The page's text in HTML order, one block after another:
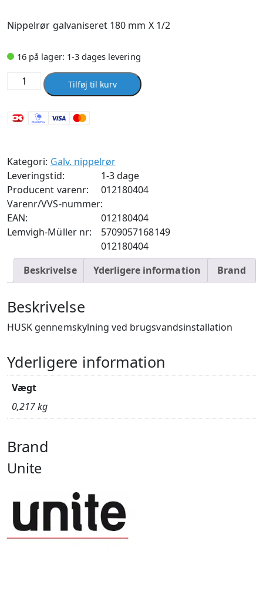
Nippelrør galvaniseret 180 mm X 1/2
16 på lager: 1-3 dages levering
Nippelrør
galvaniseret
mm
antal
Tilføj til kurv
Kategori: Galv. nippelrør
Leveringstid:
1-3 dage
Producent varenr:
012180404
Varenr/VVS-nummer:
012180404
EAN:
5709057168149
Lemvigh-Müller nr:
012180404
Beskrivelse
Yderligere information Brand
Beskrivelse
HUSK gennemskylning ved brugsvandsinstallation
Yderligere information
Vægt
0,217 kg
Brand
Unite